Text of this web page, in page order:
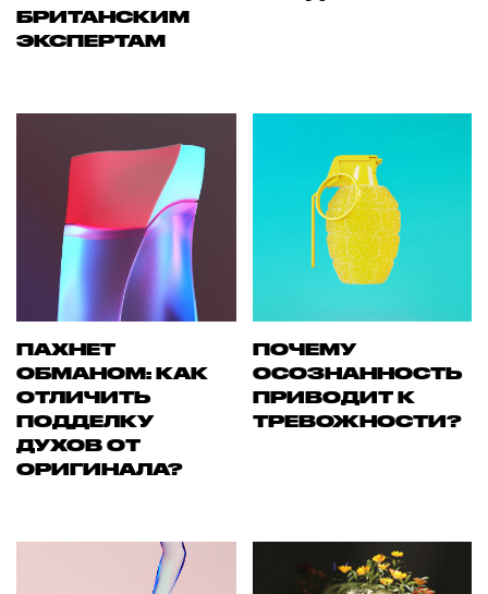
БРИТАНСКИМ
ЭКСПЕРТАМ
ПАХНЕТ
ОБМАНОМ: КАК
ОТЛИЧИТЬ
ПОДДЕЛКУ
ДУХОВ ОТ
ОРИГИНАЛА?
ПОЧЕМУ
ОСОЗНАННОСТЬ
ПРИВОДИТ К
ТРЕВОЖНОСТИ?